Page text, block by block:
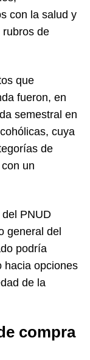
con la salud y
rubros de
que
fueron, en
semestral en
cuya
de
un
PNUD
general del
podría
hacia opciones
de la
compra